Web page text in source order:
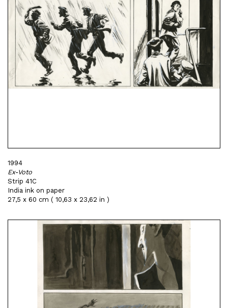
1994
Ex-Voto
Strip 41C
India ink on paper
27,5 x 60 cm ( 10,63 x 23,62 in )